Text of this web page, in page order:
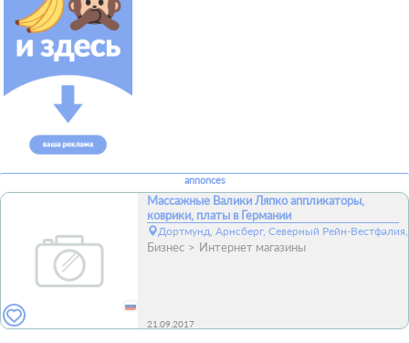
annonces
Массажные Валики Ляпко аппликаторы,
коврики, платы в Германии
Дортмунд, Арнсберг, Северный Рейн-Вестфалия,
Бизнес Интернет магазины
21.09.2017